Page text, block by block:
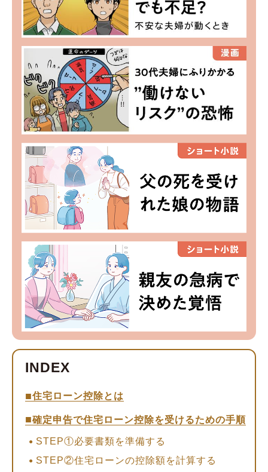
住宅ローン控除とは
確定申告で住宅ローン控除を受けるための手順
STEP①必要書類を準備する
STEP②住宅ローンの控除額を計算する